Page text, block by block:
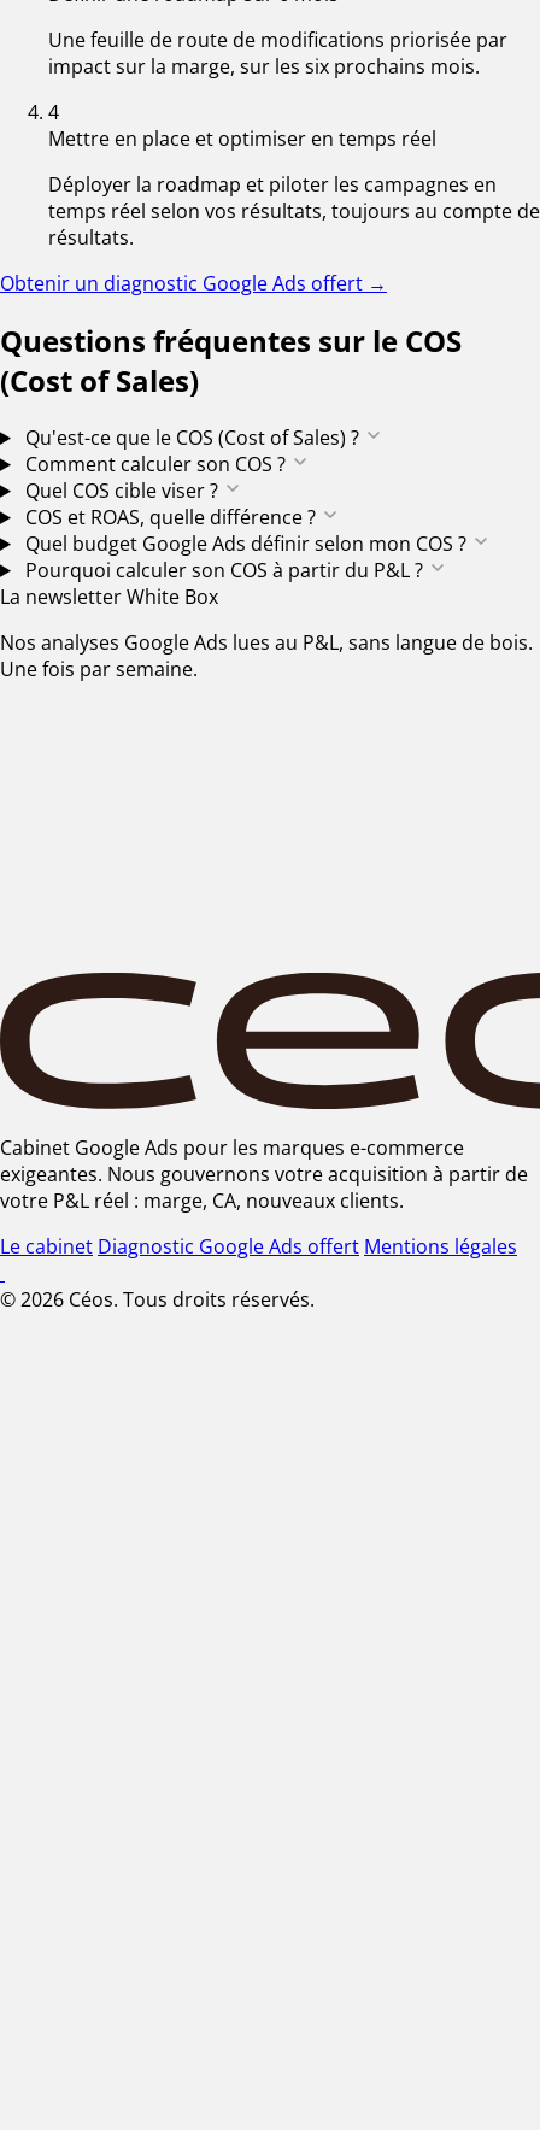
Une feuille de route de modifications priorisée par
impact sur la marge, sur les six prochains mois.
4
Mettre en place et optimiser en temps réel
Déployer la roadmap et piloter les campagnes en
temps réel selon vos résultats, toujours au compte de
résultats.
Obtenir un diagnostic Google Ads offert →
Questions fréquentes sur le COS
(Cost of Sales)
Qu'est-ce que le COS (Cost of Sales) ?
Comment calculer son COS ?
Quel COS cible viser ?
COS et ROAS, quelle différence ?
Quel budget Google Ads définir selon mon COS ?
Pourquoi calculer son COS à partir du P&L ?
La newsletter White Box
Nos analyses Google Ads lues au P&L, sans langue de bois.
Une fois par semaine.
Cabinet Google Ads pour les marques e-commerce
exigeantes. Nous gouvernons votre acquisition à partir de
votre P&L réel : marge, CA, nouveaux clients.
Le cabinet Diagnostic Google Ads offert Mentions légales
© 2026 Céos. Tous droits réservés.